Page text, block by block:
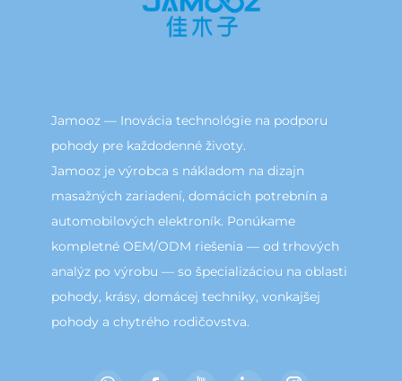
Jamooz — Inovácia technológie na podporu
pohody pre každodenné životy.
Jamooz je výrobca s nákladom na dizajn
masažných zariadení, domácich potrebnín a
automobilových elektroník. Ponúkame
kompletné OEM/ODM riešenia — od trhových
analýz po výrobu — so špecializáciou na oblasti
pohody, krásy, domácej techniky, vonkajšej
pohody a chytrého rodičovstva.